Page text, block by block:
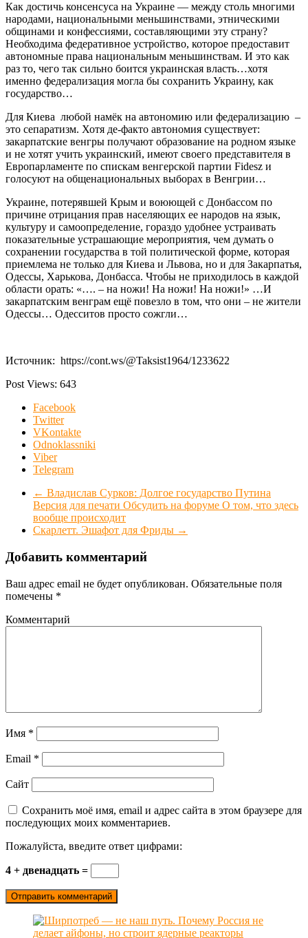
Как достичь консенсуса на Украине — между столь многими
народами, национальными меньшинствами, этническими
общинами и конфессиями, составляющими эту страну?
Необходима федеративное устройство, которое предоставит
автономные права национальным меньшинствам. И это как
раз то, чего так сильно боится украинская власть…хотя
именно федерализация могла бы сохранить Украину, как
государство…
Для Киева любой намёк на автономию или федерализацию –
это сепаратизм. Хотя де-факто автономия существует:
закарпатские венгры получают образование на родном языке
и не хотят учить украинский, имеют своего представителя в
Европарламенте по спискам венгерской партии Fidesz и
голосуют на общенациональных выборах в Венгрии…
Украине, потерявшей Крым и воюющей с Донбассом по
причине отрицания прав населяющих ее народов на язык,
культуру и самоопределение, гораздо удобнее устраивать
показательные устрашающие мероприятия, чем думать о
сохранении государства в той политической форме, которая
приемлема не только для Киева и Львова, но и для Закарпатья,
Одессы, Харькова, Донбасса. Чтобы не приходилось в каждой
области орать: «…. – на ножи! На ножи! На ножи!» …И
закарпатским венграм ещё повезло в том, что они – не жители
Одессы… Одесситов просто сожгли…
Источник: https://cont.ws/@Taksist1964/1233622
Post Views: 643
Facebook
Twitter
VKontakte
Odnoklassniki
Viber
Telegram
← Владислав Сурков: Долгое государство Путина
Версия для печати Обсудить на форуме О том, что здесь
вообще происходит
Скарлетт. Эшафот для Фриды →
Добавить комментарий
Ваш адрес email не будет опубликован. Обязательные поля
помечены *
Комментарий
Имя *
Email *
Сайт
Сохранить моё имя, email и адрес сайта в этом браузере для
последующих моих комментариев.
Пожалуйста, введите ответ цифрами:
4 + двенадцать =